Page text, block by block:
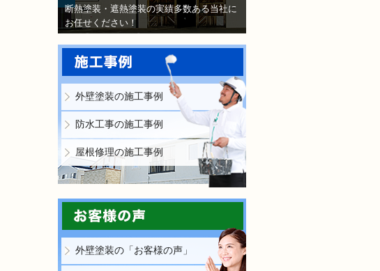
断熱塗装・遮熱塗装の実績多数ある当社に
お任せください！
外壁塗装の施工事例
防水工事の施工事例
屋根修理の施工事例
外壁塗装の「お客様の声」